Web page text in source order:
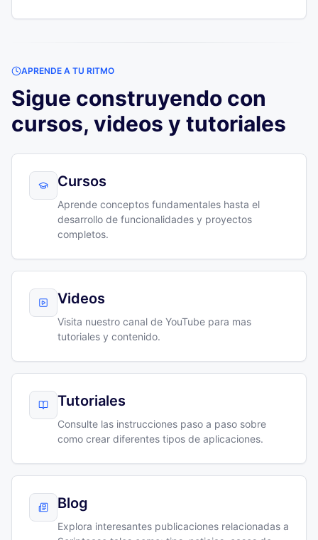
APRENDE A TU RITMO
Sigue construyendo con
cursos, videos y tutoriales
Cursos
Aprende conceptos fundamentales hasta el
desarrollo de funcionalidades y proyectos
completos.
Videos
Visita nuestro canal de YouTube para mas
tutoriales y contenido.
Tutoriales
Consulte las instrucciones paso a paso sobre
como crear diferentes tipos de aplicaciones.
Blog
Explora interesantes publicaciones relacionadas a